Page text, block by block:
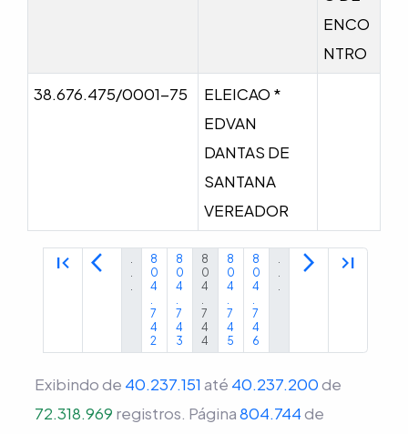
ENCO
NTRO
38.676.475/0001-75
ELEICAO *
EDVAN
DANTAS DE
SANTANA
VEREADOR
first_page arrow_back_ios
.
.
.
8
0
4
.
7
4
2
8
0
4
.
7
4
3
8
0
4
.
7
4
4
8
0
4
.
7
4
5
8
0
4
.
7
4
6
.
.
.
arrow_forward_ios last_page
Exibindo de 40.237.151 até 40.237.200de
72.318.969 registros. Página804.744de